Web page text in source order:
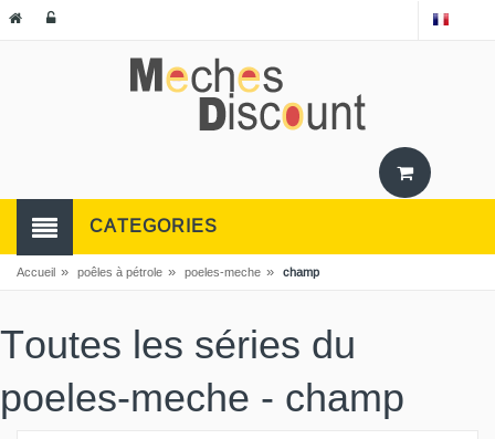
CATEGORIES
Accueil » poêles à pétrole » poeles-meche » champ
Toutes les séries du
poeles-meche - champ